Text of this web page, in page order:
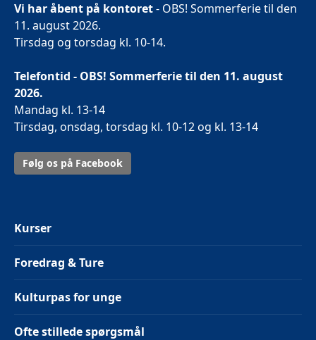
Vi har åbent på kontoret- OBS! Sommerferie til den
11. august 2026.
Tirsdag og torsdag kl. 10-14.
Telefontid - OBS! Sommerferie til den 11. august
2026.
Mandag kl. 13-14
Tirsdag, onsdag, torsdag kl. 10-12 og kl. 13-14
Følg os på Facebook
Kurser
Foredrag & Ture
Kulturpas for unge
Ofte stillede spørgsmål